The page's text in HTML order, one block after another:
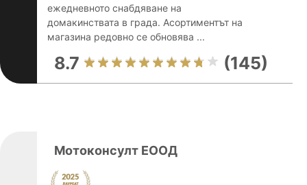
ежедневното снабдяване на
домакинствата в града. Асортиментът на
магазина редовно се обновява ...
8.7 (145)
Мотоконсулт ЕООД